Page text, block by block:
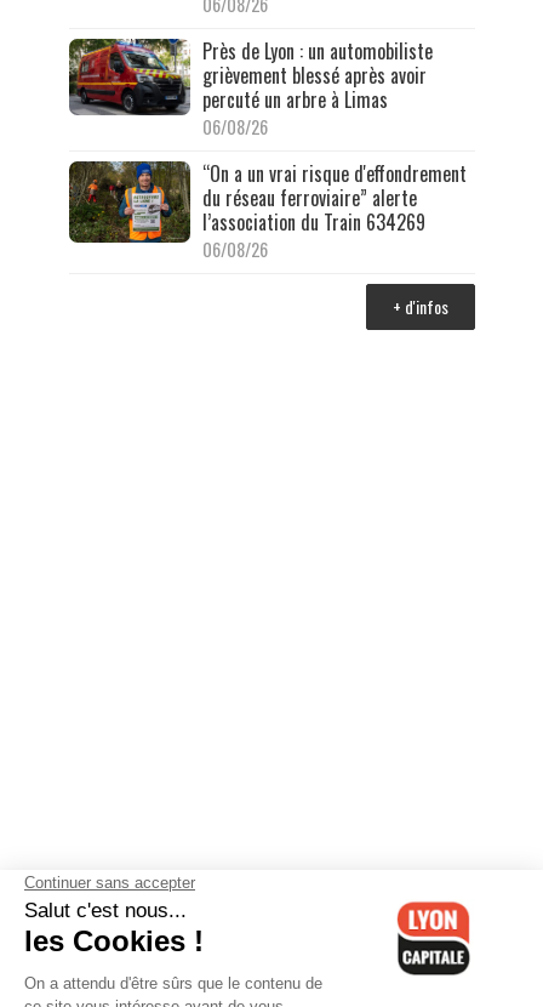
Près de Lyon : un automobiliste
grièvement blessé après avoir
percuté un arbre à Limas
06/08/26
“On a un vrai risque d'effondrement
du réseau ferroviaire” alerte
l’association du Train 634269
06/08/26
+ d'infos